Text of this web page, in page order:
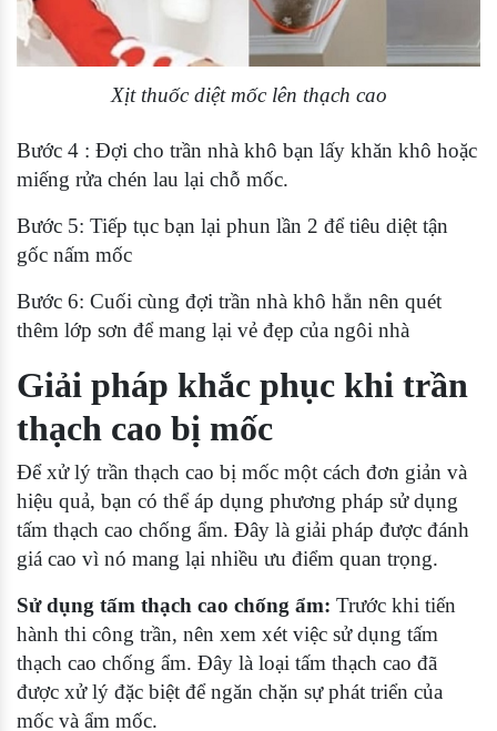
Xịt thuốc diệt mốc lên thạch cao
Bước 4 : Đợi cho trần nhà khô bạn lấy khăn khô hoặc
miếng rửa chén lau lại chỗ mốc.
Bước 5: Tiếp tục bạn lại phun lần 2 để tiêu diệt tận
gốc nấm mốc
Bước 6: Cuối cùng đợi trần nhà khô hẳn nên quét
thêm lớp sơn để mang lại vẻ đẹp của ngôi nhà
Giải pháp khắc phục khi trần
thạch cao bị mốc
Để xử lý trần thạch cao bị mốc một cách đơn giản và
hiệu quả, bạn có thể áp dụng phương pháp sử dụng
tấm thạch cao chống ẩm. Đây là giải pháp được đánh
giá cao vì nó mang lại nhiều ưu điểm quan trọng.
Sử dụng tấm thạch cao chống ẩm: Trước khi tiến
hành thi công trần, nên xem xét việc sử dụng tấm
thạch cao chống ẩm. Đây là loại tấm thạch cao đã
được xử lý đặc biệt để ngăn chặn sự phát triển của
mốc và ẩm mốc.